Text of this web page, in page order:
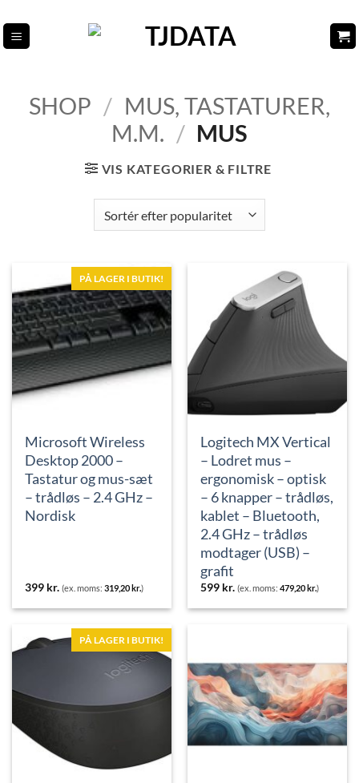
til
indhold
SHOP / MUS, TASTATURER,
M.M. / MUS
VIS KATEGORIER & FILTRE
PÅ LAGER I BUTIK!
Microsoft Wireless
Desktop 2000 –
Tastatur og mus-sæt
– trådløs – 2.4 GHz –
Nordisk
399 kr. (ex. moms:319,20 kr.)
Logitech MX Vertical
– Lodret mus –
ergonomisk – optisk
– 6 knapper – trådløs,
kablet – Bluetooth,
2.4 GHz – trådløs
modtager (USB) –
grafit
599 kr. (ex. moms:479,20 kr.)
PÅ LAGER I BUTIK!